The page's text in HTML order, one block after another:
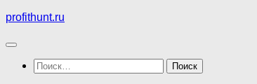
Перейти
содержимому
profithunt.ru
Найти: